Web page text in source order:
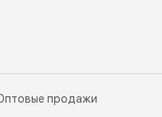
продажи